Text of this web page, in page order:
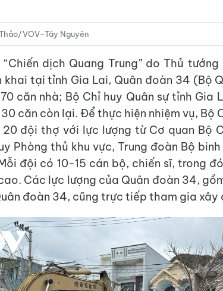
VOV-Tây Nguyên
“Chiến dịch Quang Trung” do Thủ
khai tại tỉnh Gia Lai, Quân đoàn 34 (Bộ
căn nhà; Bộ Chỉ huy Quân sự tỉnh Gia
căn còn lại. Để thực hiện nhiệm vụ, Bộ
đội thợ với lực lượng từ Cơ quan Bộ
Phòng thủ khu vực, Trung đoàn Bộ
đội có 10-15 cán bộ, chiến sĩ, trong
Các lực lượng của Quân đoàn 34,
đoàn 34, cũng trực tiếp tham gia xây